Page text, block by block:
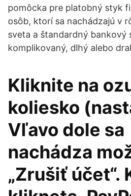
pomôcka pre platobný styk
osôb, ktorí sa nachádzajú v
sveta a štandardný bankový
komplikovaný, dlhý alebo
Kliknite na
koliesko
Vľavo dole sa
nachádza
„Zrušiť účet“.